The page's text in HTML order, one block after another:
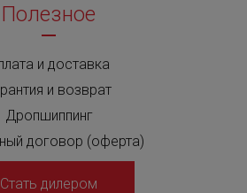
×Полезное
и доставка
и возврат
Дропшиппинг
договор (оферта)
Стать дилером